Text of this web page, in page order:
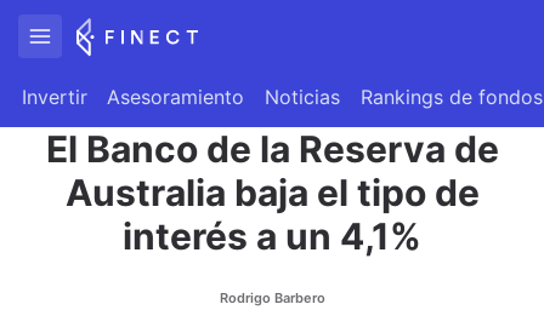
Invertir Asesoramiento Noticias Rankings de fondos
El Banco de la Reserva de
Australia baja el tipo de
interés a un 4,1%
Rodrigo Barbero